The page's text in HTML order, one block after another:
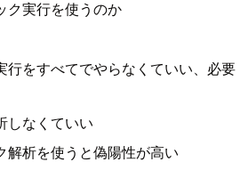
ク実行を使うのか
行をすべてでやらなくていい、必要
しなくていい
解析を使うと偽陽性が高い